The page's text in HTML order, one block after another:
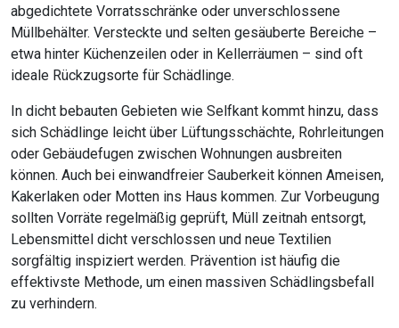
abgedichtete Vorratsschränke oder unverschlossene
Müllbehälter. Versteckte und selten gesäuberte Bereiche –
etwa hinter Küchenzeilen oder in Kellerräumen – sind oft
ideale Rückzugsorte für Schädlinge.
In dicht bebauten Gebieten wie Selfkant kommt hinzu, dass
sich Schädlinge leicht über Lüftungsschächte, Rohrleitungen
oder Gebäudefugen zwischen Wohnungen ausbreiten
können. Auch bei einwandfreier Sauberkeit können Ameisen,
Kakerlaken oder Motten ins Haus kommen. Zur Vorbeugung
sollten Vorräte regelmäßig geprüft, Müll zeitnah entsorgt,
Lebensmittel dicht verschlossen und neue Textilien
sorgfältig inspiziert werden. Prävention ist häufig die
effektivste Methode, um einen massiven Schädlingsbefall
zu verhindern.